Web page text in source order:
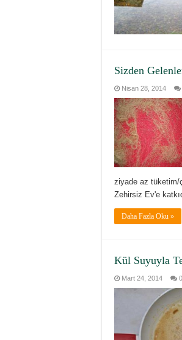
Sizden
Nisan 28, 2014
ziyade az tüketim/
Zehirsiz Ev'e
Daha Fazla Oku »
Kül Suyuyla
Mart 24, 2014 0